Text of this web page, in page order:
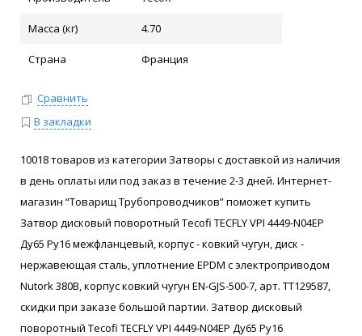
Масса (кг) 4.70
Страна Франция
Сравнить
В закладки
10018 товаров из категории Затворы с доставкой из наличия
в день оплаты или под заказ в течение 2-3 дней. Интернет-
магазин “Товарищ Трубопроводчиков” поможет купить
Затвор дисковый поворотный Tecofi TECFLY VPI 4449-N04EP
Ду65 Ру16 межфланцевый, корпус - ковкий чугун, диск -
нержавеющая сталь, уплотнение EPDM с электроприводом
Nutork 380В, корпус ковкий чугун EN-GJS-500-7, арт. ТТ129587,
скидки при заказе большой партии. Затвор дисковый
поворотный Tecofi TECFLY VPI 4449-N04EP Ду65 Ру16